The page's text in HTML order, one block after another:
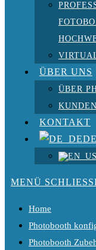
ÜBER UNS
ÜBER
KONTAKT
MENÜ
Home
Photobooth
Photobooth